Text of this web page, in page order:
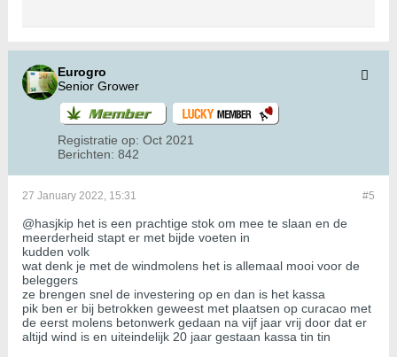
Eurogro
Senior Grower
Registratie op: Oct 2021
Berichten: 842
#5
27 January 2022, 15:31
@hasjkip het is een prachtige stok om mee te slaan en de
meerderheid stapt er met bijde voeten in
kudden volk
wat denk je met de windmolens het is allemaal mooi voor de
beleggers
ze brengen snel de investering op en dan is het kassa
pik ben er bij betrokken geweest met plaatsen op curacao met
de eerst molens betonwerk gedaan na vijf jaar vrij door dat er
altijd wind is en uiteindelijk 20 jaar gestaan kassa tin tin